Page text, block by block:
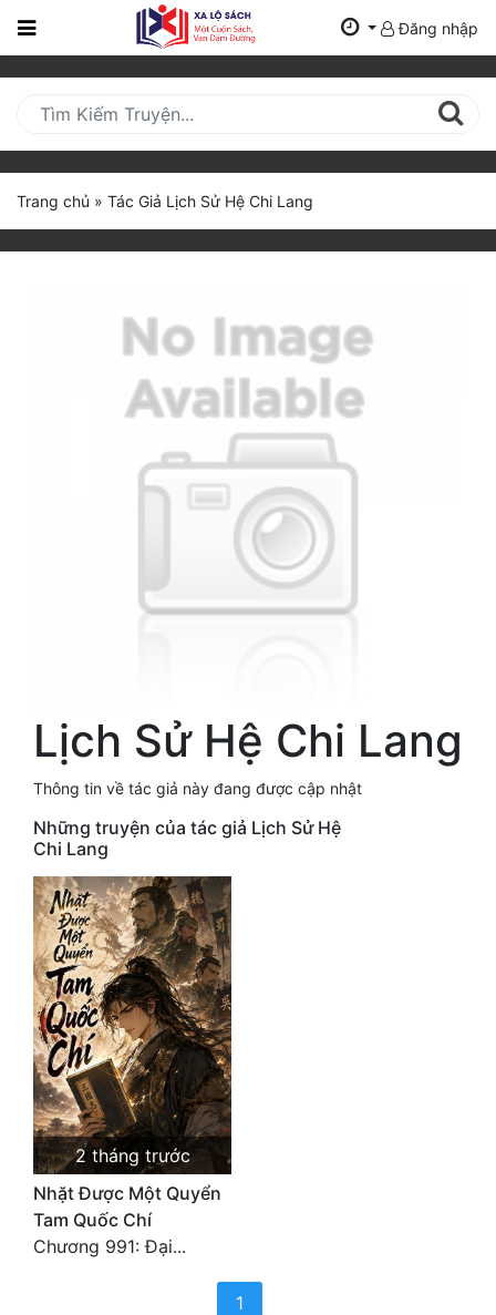
Trang
Mới
Cập
Nhật
(current)
Truyện ngắn
Xa Lộ Dịch
Cung Đấu
Cạnh Kỹ
Cổ Tiên Hiệp
Cổ Đại
Du Hí
Dã Sử
Dị Giới
Dị Năng
Gia Đấu
Đăng nhập
Trang chủ » Tác Giả Lịch Sử Hệ Chi Lang
Lịch Sử Hệ Chi Lang
Thông tin về tác giả này đang được cập nhật
Những truyện của tác giả Lịch Sử Hệ
Chi Lang
2 tháng trước
Nhặt Được Một Quyển
Tam Quốc Chí
Chương 991: Đại...
1
(current)